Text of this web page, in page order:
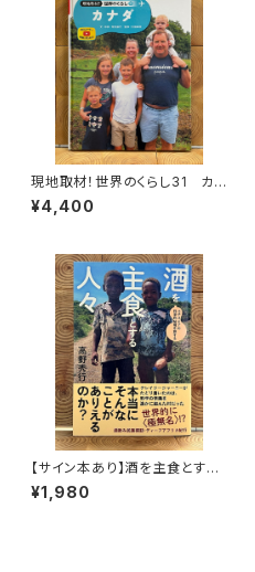
現地取材！世界のくらし31 カナ
ダ
¥4,400
【サイン本あり】酒を主食とする
人々 エチオピアの科学的秘境
を旅する
¥1,980